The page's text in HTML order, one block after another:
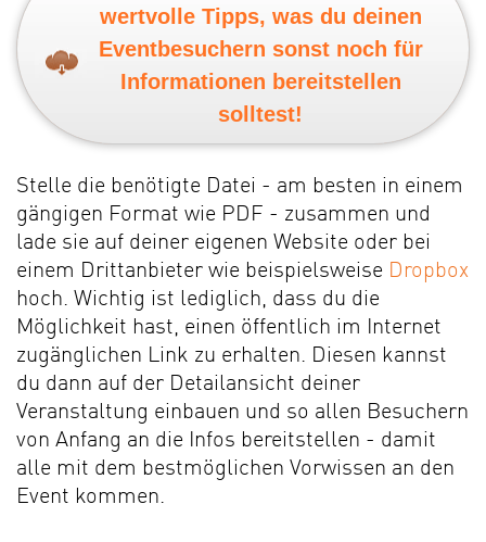
wertvolle Tipps, was du deinen
Eventbesuchern sonst noch für
Informationen bereitstellen
solltest!
Stelle die benötigte Datei - am besten in einem
gängigen Format wie PDF - zusammen und
lade sie auf deiner eigenen Website oder bei
einem Drittanbieter wie beispielsweise Dropbox
hoch. Wichtig ist lediglich, dass du die
Möglichkeit hast, einen öffentlich im Internet
zugänglichen Link zu erhalten. Diesen kannst
du dann auf der Detailansicht deiner
Veranstaltung einbauen und so allen Besuchern
von Anfang an die Infos bereitstellen - damit
alle mit dem bestmöglichen Vorwissen an den
Event kommen.